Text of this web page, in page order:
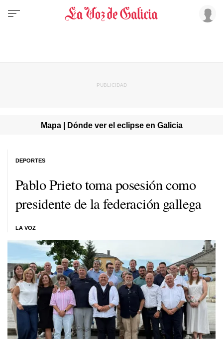
Mapa | Dónde ver el eclipse en Galicia
Pablo Prieto toma posesión como
presidente de la federación gallega
LA VOZ
DEPORTES